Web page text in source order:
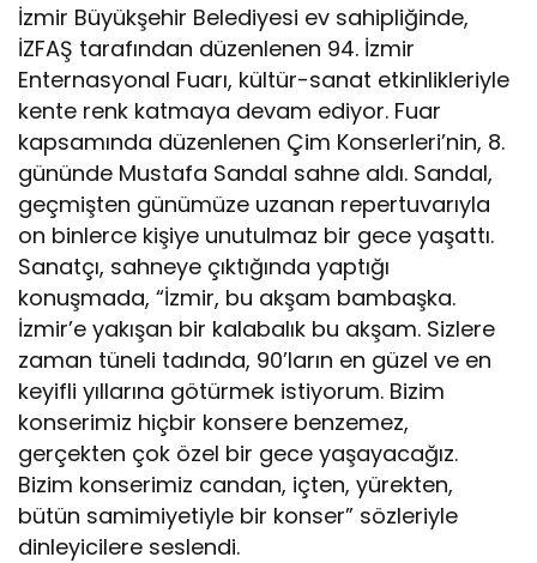
İzmir Büyükşehir Belediyesi ev sahipliğinde,
İZFAŞ tarafından düzenlenen 94. İzmir
Enternasyonal Fuarı, kültür-sanat etkinlikleriyle
kente renk katmaya devam ediyor. Fuar
kapsamında düzenlenen Çim Konserleri’nin, 8.
gününde Mustafa Sandal sahne aldı. Sandal,
geçmişten günümüze uzanan repertuvarıyla
on binlerce kişiye unutulmaz bir gece yaşattı.
Sanatçı, sahneye çıktığında yaptığı
konuşmada, “İzmir, bu akşam bambaşka.
İzmir’e yakışan bir kalabalık bu akşam. Sizlere
zaman tüneli tadında, 90’ların en güzel ve en
keyifli yıllarına götürmek istiyorum. Bizim
konserimiz hiçbir konsere benzemez,
gerçekten çok özel bir gece yaşayacağız.
Bizim konserimiz candan, içten, yürekten,
bütün samimiyetiyle bir konser” sözleriyle
dinleyicilere seslendi.